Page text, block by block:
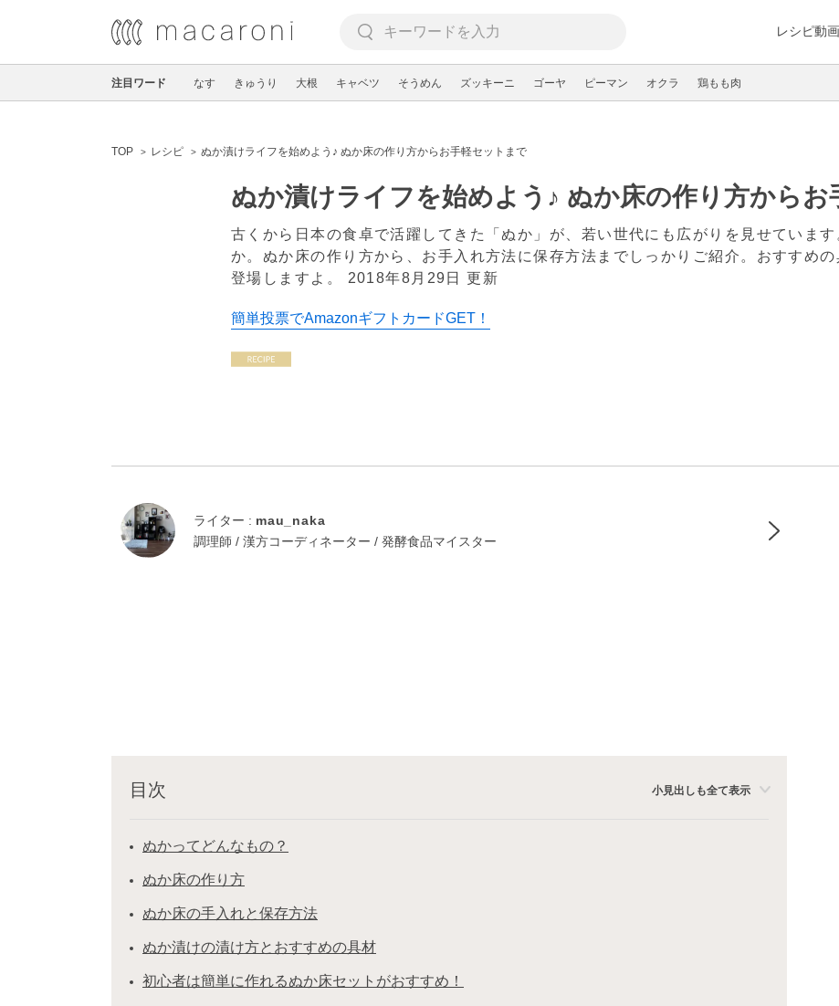
レシピ動画
注目ワード なす きゅうり 大根 キャベツ そうめん ズッキーニ ゴーヤ ピーマン オクラ 鶏もも肉
TOP レシピ ぬか漬けライフを始めよう♪ ぬか床の作り方からお手軽セットまで
ぬか漬けライフを始めよう♪ ぬか床の作り方からお
古くから日本の食卓で活躍してきた「ぬか」が、若い世代にも広がりを見せていま
か。ぬか床の作り方から、お手入れ方法に保存方法までしっかりご紹介。おすすめ
登場しますよ。 2018年8月29日 更新
簡単投票でAmazonギフトカードGET！
ライター : mau_naka
調理師 / 漢方コーディネーター / 発酵食品マイスター
目次 小見出しも全て表示
ぬかってどんなもの？
ぬか床の作り方
ぬか床の手入れと保存方法
ぬか漬けの漬け方とおすすめの具材
初心者は簡単に作れるぬか床セットがおすすめ！